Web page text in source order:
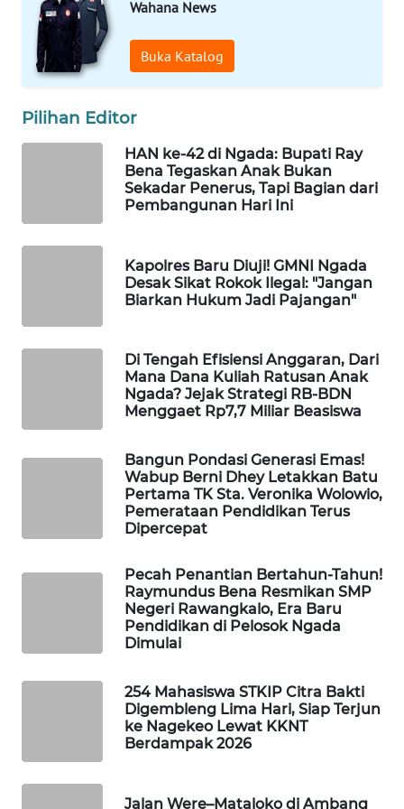
Wahana News
Buka Katalog
Pilihan Editor
HAN ke-42 di Ngada: Bupati Ray
Bena Tegaskan Anak Bukan
Sekadar Penerus, Tapi Bagian dari
Pembangunan Hari Ini
Kapolres Baru Diuji! GMNI Ngada
Desak Sikat Rokok Ilegal: "Jangan
Biarkan Hukum Jadi Pajangan"
Di Tengah Efisiensi Anggaran, Dari
Mana Dana Kuliah Ratusan Anak
Ngada? Jejak Strategi RB-BDN
Menggaet Rp7,7 Miliar Beasiswa
Bangun Pondasi Generasi Emas!
Wabup Berni Dhey Letakkan Batu
Pertama TK Sta. Veronika Wolowio,
Pemerataan Pendidikan Terus
Dipercepat
Pecah Penantian Bertahun-Tahun!
Raymundus Bena Resmikan SMP
Negeri Rawangkalo, Era Baru
Pendidikan di Pelosok Ngada
Dimulai
254 Mahasiswa STKIP Citra Bakti
Digembleng Lima Hari, Siap Terjun
ke Nagekeo Lewat KKNT
Berdampak 2026
Jalan Were–Mataloko di Ambang
WAHANA
HEALTH
WAHANA
KONSUMEN
LISTRIK
WALINKI
WATCH